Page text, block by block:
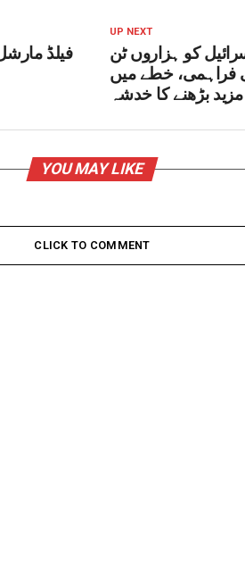
UP NEXT
کو ہزاروں ٹن
خطے میں
بڑھنے کا خدشہ
فیلڈ
YOU MAY LIKE
CLICK TO COMMENT